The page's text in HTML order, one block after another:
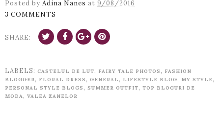
Posted by Adina Nanes at 9/08/2016
3 COMMENTS
SHARE:
LABELS: CASTELUL DE LUT, FAIRY TALE PHOTOS , FASHION
BLOGGER , FLORAL DRESS , GENERAL , LIFESTYLE BLOG, MY STYLE ,
PERSONAL STYLE BLOGS , SUMMER OUTFIT, TOP BLOGURI DE
MODA , VALEA ZANELOR